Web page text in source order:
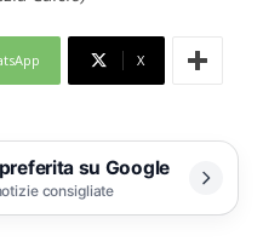
X
su Google
consigliate